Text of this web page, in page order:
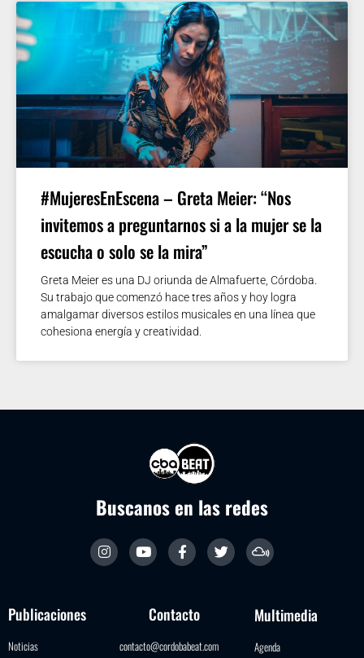
#MujeresEnEscena – Greta Meier: “Nos
invitemos a preguntarnos si a la mujer se la
escucha o solo se la mira”
Greta Meier es una DJ oriunda de Almafuerte, Córdoba.
Su trabajo que comenzó hace tres años y hoy logra
amalgamar diversos estilos musicales en una línea que
cohesiona energía y creatividad.
Buscanos en las redes
Publicaciones
Noticias
Contacto
contacto@cordobabeat.com
Multimedia
Agenda